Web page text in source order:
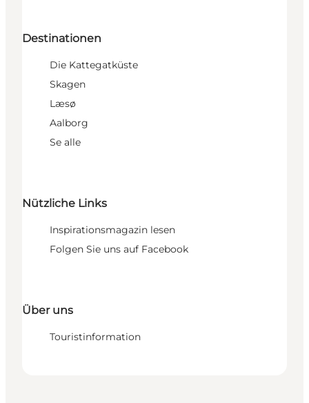
Destinationen
Die Kattegatküste
Skagen
Læsø
Aalborg
Se alle
Nützliche Links
Inspirationsmagazin lesen
Folgen Sie uns auf Facebook
Über uns
Touristinformation